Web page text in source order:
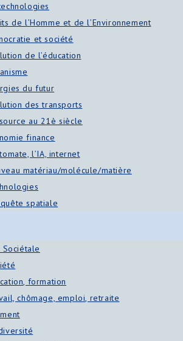
de l’Homme et de l’Environnement
et société
de l’éducation
du futur
des transports
au 21è siècle
finance
l’IA, internet
matériau/molécule/matière
spatiale
Sociétale
formation
chômage, emploi, retraite